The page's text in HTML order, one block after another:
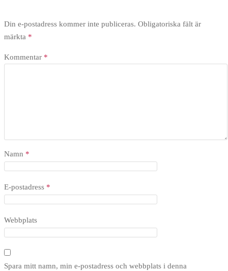
Din e-postadress kommer inte publiceras. Obligatoriska fält är
märkta *
Kommentar *
Namn *
E-postadress *
Webbplats
Spara mitt namn, min e-postadress och webbplats i denna